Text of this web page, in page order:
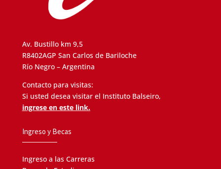
Av. Bustillo km 9,5
R8402AGP San Carlos de Bariloche
Río Negro – Argentina
Contacto para visitas:
Si usted desea visitar el Instituto Balseiro,
ingrese en este link.
Ingreso y Becas
Ingreso a las Carreras